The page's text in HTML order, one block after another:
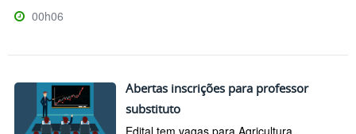
00h06
Abertas inscrições para professor
substituto